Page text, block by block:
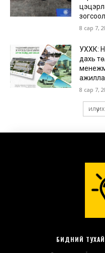
БИДНИЙ ТУХАЙ